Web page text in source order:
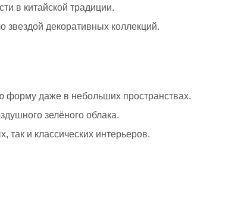
в китайской традиции.
звездой декоративных коллекций.
форму даже в небольших пространствах.
зелёного облака.
так и классических интерьеров.